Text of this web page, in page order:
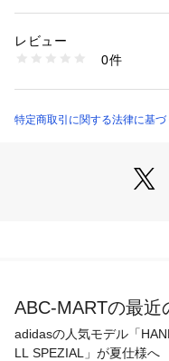
※5cm静水試験で2時間
このシューズの作りは標
素材：人工皮革（=合成皮革
生産国：中国
商品番号：1010000056613
レビュー
0件
特定商取引に関する法律に基づ
ABC-MARTの最近
adidasの人気モデル「
LL SPEZIAL」が夏仕様へ